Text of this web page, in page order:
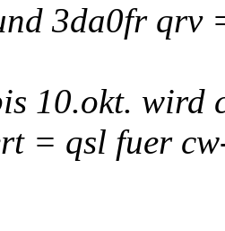
3da0fr qrv
10.okt. wird
= qsl fuer